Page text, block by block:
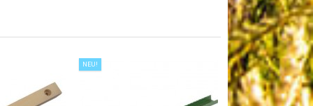
NEU! NEU!
GLEITLEISTE